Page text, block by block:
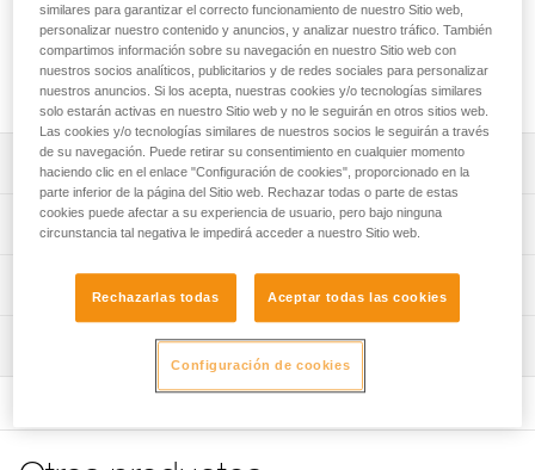
cinturón y repartirla confortablemente en los hombros.
Modulables, se transforman en torso SRS para conectar su
sistema de ascenso. Con el fin de adaptarse del mejor modo
a su morfología, la altura de conexión esternal es regulable.
Descripción
Conexión rápida al arnés en función tirantes:
- Las tres cintas se conectan con los mosquetones
Confort de utilización:
- El interior de los tirantes está acolchado para soportar la
carga del cinturón y repartirla confortablemente sobre los
Características técnicas
Peso: 215 g
Materiales: poliamida, poliéster, polietileno y aluminio
Características por referencia
Referencia : C069DB00
Ficha técnica
Descargar el pdf technical-notice-SEQUOIA-shoulder-
FAQ
similares para garantizar el correcto funcionamiento de nuestro Sitio web,
personalizar nuestro contenido y anuncios, y analizar nuestro tráfico. También
compartimos información sobre su navegación en nuestro Sitio web con
nuestros socios analíticos, publicitarios y de redes sociales para personalizar
nuestros anuncios. Si los acepta, nuestras cookies y/o tecnologías similares
solo estarán activas en nuestro Sitio web y no le seguirán en otros sitios web.
Las cookies y/o tecnologías similares de nuestros socios le seguirán a través
de su navegación. Puede retirar su consentimiento en cualquier momento
haciendo clic en el enlace "Configuración de cookies", proporcionado en la
parte inferior de la página del Sitio web. Rechazar todas o parte de estas
cookies puede afectar a su experiencia de usuario, pero bajo ninguna
circunstancia tal negativa le impedirá acceder a nuestro Sitio web.
Rechazarlas todas Aceptar todas las cookies
Configuración de cookies